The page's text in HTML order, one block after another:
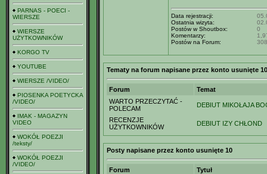
PARNAS - POECI -
WIERSZE
WIERSZE
UŻYTKOWNIKÓW
KORGO TV
YOUTUBE
WIERSZE /VIDEO/
PIOSENKA POETYCKA
/VIDEO/
IMAK - MAGAZYN
VIDEO
WOKÓŁ POEZJI
/teksty/
WOKÓŁ POEZJI
/VIDEO/
Data rejestracji:
Ostatnia wizyta:
Postów w Shoutbox:
0
Komentarzy:
Postów na Forum:
308
Tematy na forum napisane przez konto usunięte 10
Forum
Temat
WARTO PRZECZYTAĆ -
POLECAM
DEBIUT MIKOŁAJA
RECENZJE
UŻYTKOWNIKÓW
DEBIUT IZY CHŁOND
Posty napisane przez konto usunięte 10
Forum
Tytuł